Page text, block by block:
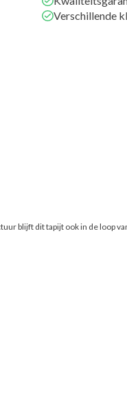
Verschillende
blijft dit tapijt ook in de loop